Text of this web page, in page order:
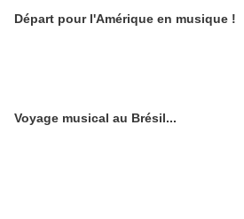
Départ pour l'Amérique en musique !
Voyage musical au Brésil...